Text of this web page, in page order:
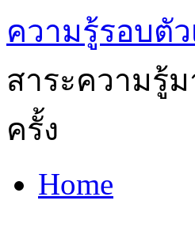
ความรู้รอบตั
สาระความรู้
ครั้ง
Home